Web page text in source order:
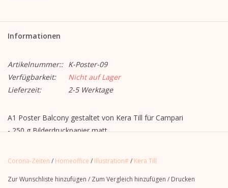
Informationen
Artikelnummer:: K-Poster-09
Verfügbarkeit:
Nicht auf Lager
Lieferzeit:
2-5 Werktage
A1 Poster Balcony gestaltet von Kera Till für Campari
- 250 g Bilderdruckpapier matt
- beidseitig bedruckt (Offsetdruck)
Corona-Zeiten / Homeoffice / Illustration#/ Kera Till
Zur Wunschliste hinzufügen / Zum Vergleich hinzufügen / Drucken